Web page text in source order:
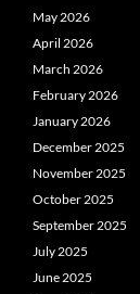
May 2026
April 2026
March 2026
February 2026
January 2026
December 2025
November 2025
October 2025
September 2025
July 2025
June 2025